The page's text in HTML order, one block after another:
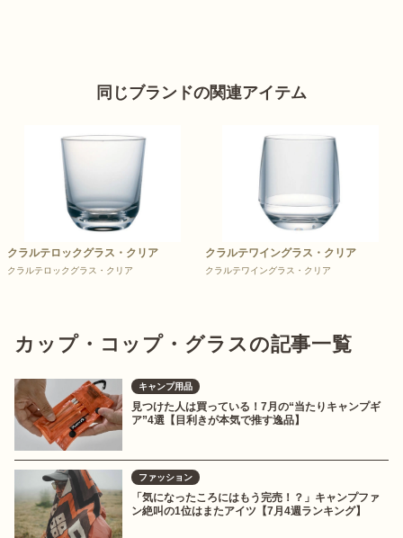
同じブランドの関連アイテム
クラルテロックグラス・クリア
クラルテロックグラス・クリア
クラルテワイングラス・クリア
クラルテワイングラス・クリア
カップ・コップ・グラスの記事一覧
キャンプ用品
見つけた人は買っている！7月の“当たりキャンプギ
ア”4選【目利きが本気で推す逸品】
ファッション
「気になったころにはもう完売！？」キャンプファ
ン絶叫の1位はまたアイツ【7月4週ランキング】